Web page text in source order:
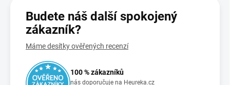
Budete náš další spokojený
zákazník?
Máme desítky ověřených recenzí
100 % zákazníků
nás doporučuje na Heureka.cz